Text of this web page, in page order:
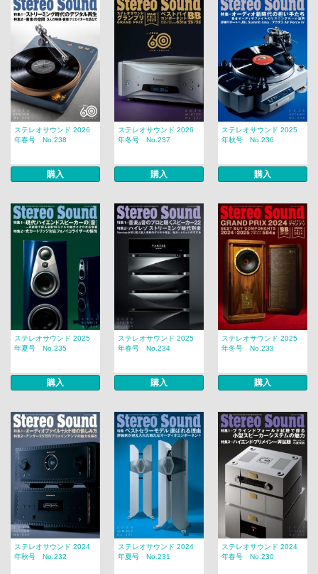
ステレオサウンド 2026
年春号 No.238
購入
ステレオサウンド 2026
年冬号 No.237
購入
ステレオサウンド 2025
年秋号 No.236
購入
ステレオサウンド 2025
年夏号 No.235
購入
ステレオサウンド 2025
年春号 No.234
購入
ステレオサウンド 2025
年冬号 No.233
購入
ステレオサウンド 2024
年秋号 No.232
ステレオサウンド 2024
年夏号 No.231
ステレオサウンド 2024
年春号 No.230